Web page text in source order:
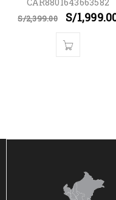
S/2,399.00 S/